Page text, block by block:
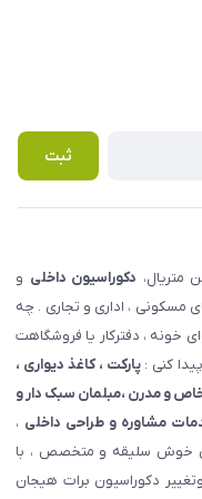
ثبت
متریال، دکوراسیون داخلی و
مسکونی ، اداری و تجاری . چه
خونه ، دفترکار یا فروشگاهت
کنی :پارکت ، کاغذ دیواری ،
و مدرن ،مبلمان سبک دار و
مشاوره و طراحی داخلی ،
خوش سلیقه و متخصص ، با
دکوراسیون برات هیجان